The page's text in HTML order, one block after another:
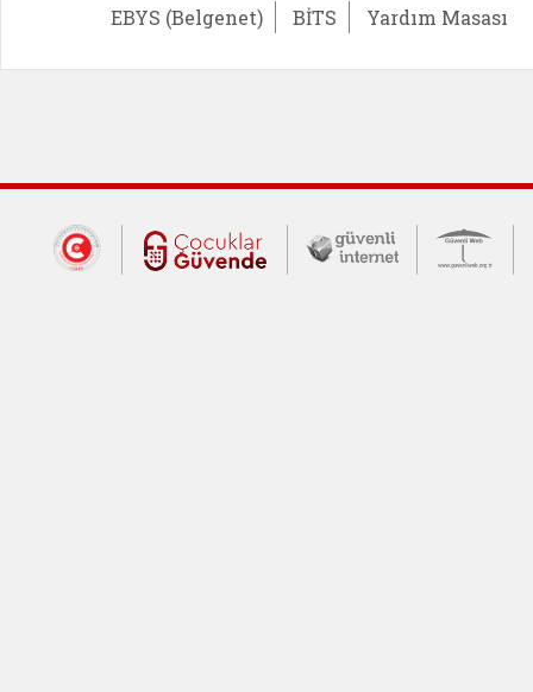
EBYS (Belgenet)
BİTS Yardım Masası
Dış Bağlantılar
Cumhurbaşkanlığı İletişim Merkezi
Çocuklar Güvende (yeni
Güvenli